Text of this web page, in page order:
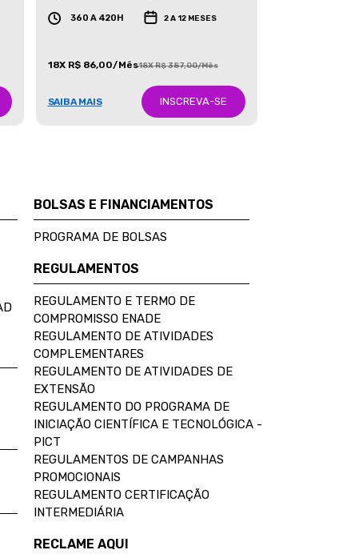
360 A 420H 2 A 12 MESES
18X R$ 86,00/Mês18X R$ 387,00/Mês
SAIBA MAIS INSCREVA-SE
BOLSAS E FINANCIAMENTOS
PROGRAMA DE BOLSAS
REGULAMENTOS
REGULAMENTO E TERMO DE
COMPROMISSO ENADE
REGULAMENTO DE ATIVIDADES
COMPLEMENTARES
REGULAMENTO DE ATIVIDADES DE
EXTENSÃO
REGULAMENTO DO PROGRAMA DE
INICIAÇÃO CIENTÍFICA E TECNOLÓGICA -
PICT
REGULAMENTOS DE CAMPANHAS
PROMOCIONAIS
REGULAMENTO CERTIFICAÇÃO
INTERMEDIÁRIA
RECLAME AQUI